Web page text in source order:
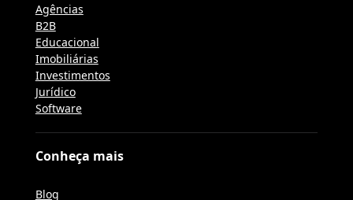
Agências
B2B
Educacional
Imobiliárias
Investimentos
Jurídico
Software
Conheça mais
Blog